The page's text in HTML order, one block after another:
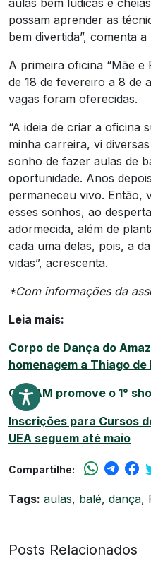
aulas bem lúdicas e
possam aprender as
bem divertida”, comenta
A primeira oficina “Mãe
de 18 de fevereiro a 8 de
vagas foram oferecidas.
“A ideia de criar a oficina
minha carreira, vi
sonho de fazer aulas de
oportunidade. Anos
permaneceu vivo. Então,
esses sonhos, ao
adormecida, além de
cada uma delas, pois, a
vidas”, acrescenta.
*Com informações da
Leia mais:
Corpo de Dança do
homenagem a Thiago de
CAAAM promove o 1°
Inscrições para Cursos
UEA seguem até maio
Compartilhe:
Tags: aulas, balé, dança,
Posts Relacionados